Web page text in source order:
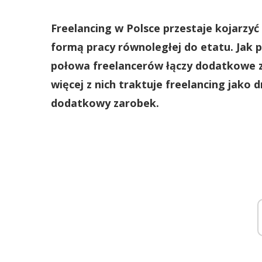
Freelancing w Polsce przestaje
formą pracy równoległej do etatu. Jak
połowa freelancerów łączy
więcej z nich traktuje freelancing jako
dodatkowy zarobek.